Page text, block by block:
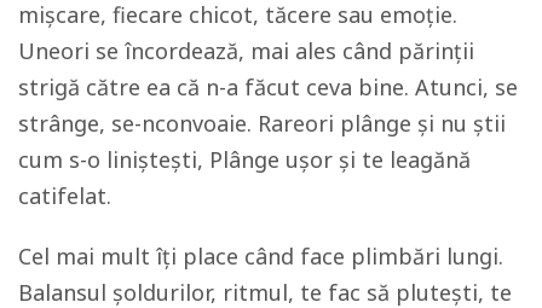
mișcare, fiecare chicot, tăcere sau emoție.
Uneori se încordează, mai ales când părinții
strigă către ea că n-a făcut ceva bine. Atunci, se
strânge, se-nconvoaie. Rareori plânge și nu știi
cum s-o liniștești, Plânge ușor și te leagănă
catifelat.
Cel mai mult îți place când face plimbări lungi.
Balansul șoldurilor, ritmul, te fac să plutești, te